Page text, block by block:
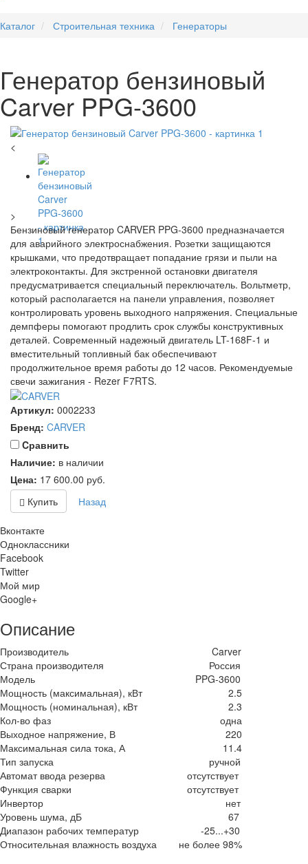
Каталог Строительная техника Генераторы
Генератор бензиновый
Carver PPG-3600
<
>
Бензиновый генератор CARVER PPG-3600 предназначается
для аварийного электроснабжения. Розетки защищаются
крышками, что предотвращает попадание грязи и пыли на
электроконтакты. Для экстренной остановки двигателя
предусматривается специальный переключатель. Вольтметр,
который располагается на панели управления, позволяет
контролировать уровень выходного напряжения. Специальные
демпферы помогают продлить срок службы конструктивных
деталей. Современный надежный двигатель LT-168F-1 и
вместительный топливный бак обеспечивают
продолжительное время работы до 12 часов. Рекомендуемые
свечи зажигания - Rezer F7RTS.
Артикул: 0002233
Бренд: CARVER
Cравнить
Наличие: в наличии
Цена: 17 600.00 руб.
Купить
Назад
Вконтакте
Одноклассники
Facebook
Twitter
Мой мир
Google+
Описание
Производитель
Carver
Страна производителя
Россия
Модель
PPG-3600
Мощность (максимальная), кВт
2.5
Мощность (номинальная), кВт
2.3
Кол-во фаз
одна
Выходное напряжение, В
220
Максимальная сила тока, А
11.4
Тип запуска
ручной
Автомат ввода резерва
отсутствует
Функция сварки
отсутствует
Инвертор
нет
Уровень шума, дБ
67
Диапазон рабочих температур
-25...+30
Относительная влажность воздуха не более 98%